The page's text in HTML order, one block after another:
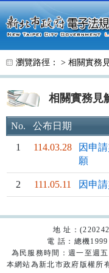
跳至主要內容
瀏覽路徑： > 相關實務
相關實務見
No. 公布日期
1 114.03.28
因申
願
2 111.05.11 因申
地 址：
電 話：總機
為民服務時間：週一至週
本網站為新北市政府版權所